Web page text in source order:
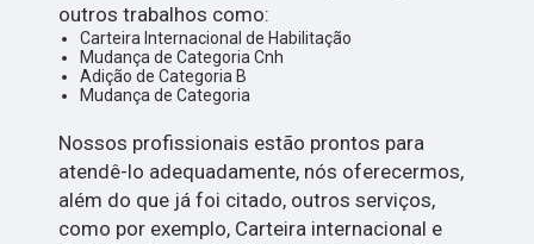
outros trabalhos como:
Carteira Internacional de Habilitação
Mudança de Categoria Cnh
Adição de Categoria B
Mudança de Categoria
Nossos profissionais estão prontos para
atendê-lo adequadamente, nós oferecermos,
além do que já foi citado, outros serviços,
como por exemplo, Carteira internacional e